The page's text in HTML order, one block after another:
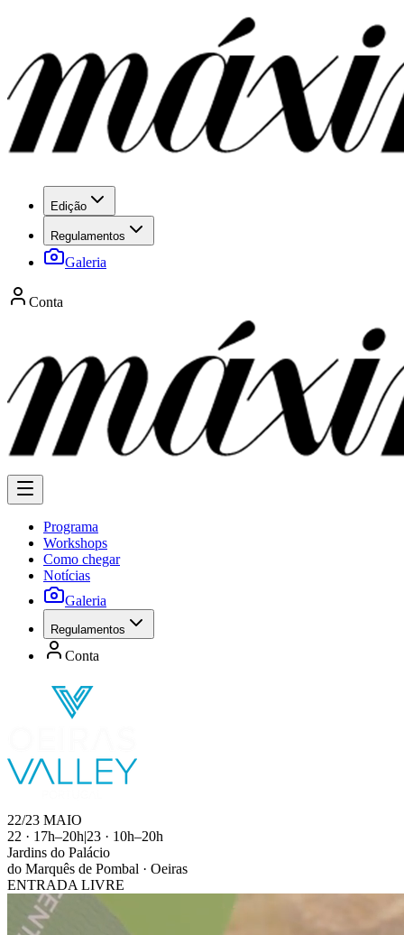
Edição
Regulamentos
Galeria
Conta
Programa
Workshops
Como chegar
Notícias
Galeria
Regulamentos
Conta
22/23 MAIO
22 · 17h–20h|23 · 10h–20h
Jardins do Palácio
do Marquês de Pombal · Oeiras
ENTRADA LIVRE